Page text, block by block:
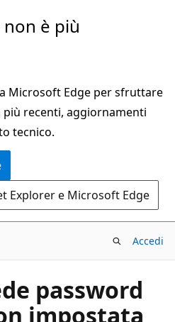
è più
Microsoft Edge per sfruttare
recenti, aggiornamenti
tecnico.
Explorer e Microsoft Edge
Accedi
password
impostata